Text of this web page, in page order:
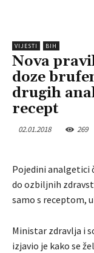
VIJESTI BIH
Nova
doze
drugih
recept
02.01.2018 269
Pojedini analgetici
do ozbiljnih
samo s receptom,
Ministar zdravlja i
izjavio je kako se